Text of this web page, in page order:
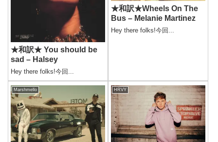
★和訳★ You should be
sad – Halsey
Hey there folks!今回...
★和訳★Wheels On The
Bus – Melanie Martinez
Hey there folks!今回...
Marshmello HRVY